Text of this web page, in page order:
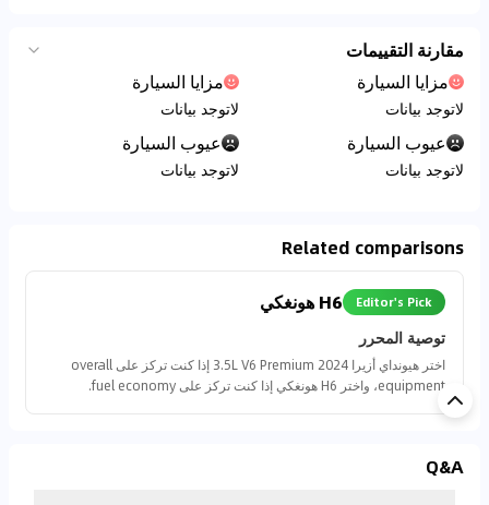
مقارنة التقييمات
مزايا السيارة
لاتوجد بيانات
عيوب السيارة
لاتوجد بيانات
مزايا السيارة
لاتوجد بيانات
عيوب السيارة
لاتوجد بيانات
Related comparisons
Editor's Pick H6 هونغكي
توصية المحرر
اختر هيونداي أزيرا 2024 3.5L V6 Premium إذا كنت تركز على overall
equipment، واختر H6 هونغكي إذا كنت تركز على fuel economy.
Q&A